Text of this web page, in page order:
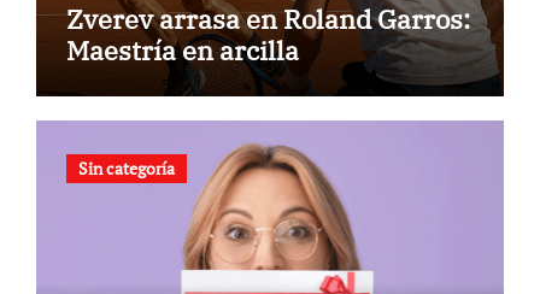
Zverev arrasa en Roland Garros:
Maestría en arcilla
Sin categoría